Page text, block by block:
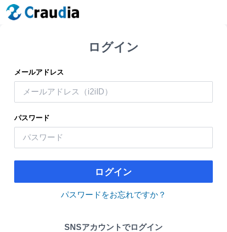
ログイン
メールアドレス
パスワード
ログイン
パスワードをお忘れですか？
SNSアカウントでログイン